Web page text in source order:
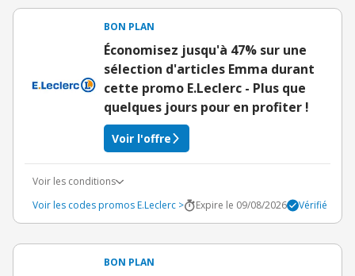
BON PLAN
Économisez jusqu'à 47% sur une
sélection d'articles Emma durant
cette promo E.Leclerc - Plus que
quelques jours pour en profiter !
Voir l'offre
Voir les conditions
Voir les codes promos E.Leclerc >
Expire le 09/08/2026 Vérifié
BON PLAN